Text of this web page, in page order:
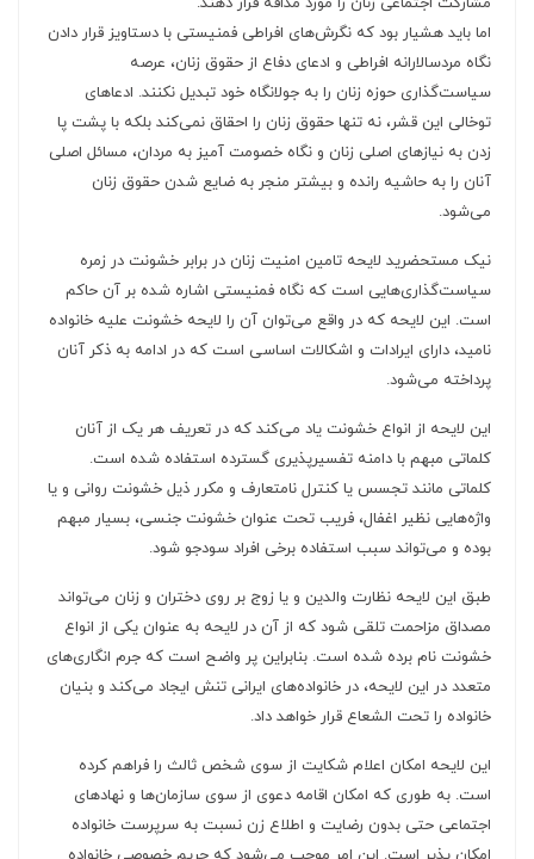
اما باید هشیار بود که نگرش‌های افراطی فمنیستی با دستاویز قرار دادن
نگاه مردسالارانه افراطی و ادعای دفاع از حقوق زنان، عرصه
سیاست‌گذاری حوزه زنان را به جولانگاه خود تبدیل نکنند. ادعاهای
توخالی این قشر، نه تنها حقوق زنان را احقاق نمی‌کند بلکه با پشت پا
زدن به نیازهای اصلی زنان و نگاه خصومت آمیز به مردان، مسائل اصلی
آنان را به حاشیه رانده و بیشتر منجر به ضایع شدن حقوق زنان
می‌شود.
نیک مستحضرید لایحه تامین امنیت زنان در برابر خشونت در زمره
سیاست‌گذاری‌هایی است که نگاه فمنیستی اشاره شده بر آن حاکم
است. این لایحه که در واقع می‌توان آن را لایحه خشونت علیه خانواده
نامید، دارای ایرادات و اشکالات اساسی است که در ادامه به ذکر آنان
پرداخته می‌شود.
این لایحه از انواع خشونت یاد می‌کند که در تعریف هر یک از آنان
کلماتی مبهم با دامنه تفسیرپذیری گسترده استفاده شده‌ است.
کلماتی مانند تجسس یا کنترل نامتعارف و مکرر ذیل خشونت روانی و یا
واژه‌هایی نظیر اغفال، فریب تحت عنوان خشونت جنسی، بسیار مبهم
بوده و می‌تواند سبب استفاده برخی افراد سودجو شود.
طبق این لایحه نظارت والدین و یا زوج بر روی دختران و زنان می‌تواند
مصداق مزاحمت تلقی شود که از آن در لایحه به عنوان یکی از انواع
خشونت نام برده شده است. بنابراین پر واضح است که جرم انگاری‌های
متعدد در این لایحه، در خانواده‌های ایرانی تنش ایجاد می‌کند و بنیان
خانواده را تحت الشعاع قرار خواهد داد.
این لایحه امکان اعلام شکایت از سوی شخص ثالث را فراهم کرده
‌است. به طوری که امکان اقامه دعوی از سوی سازمان‌ها و نهادهای
اجتماعی حتی بدون رضایت و اطلاع زن نسبت به سرپرست خانواده